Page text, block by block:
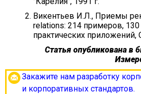
Викентьев И.Л., Приемы
relations: 214 примеров, 130
практических приложений,
Статья опубликована в
Закажите нам разработку
и корпоративных стандартов.